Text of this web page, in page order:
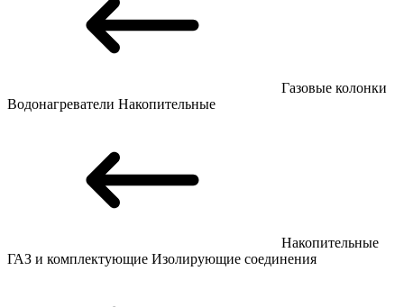
Газовые колонки
Водонагреватели Накопительные
Накопительные
ГАЗ и комплектующие Изолирующие соединения